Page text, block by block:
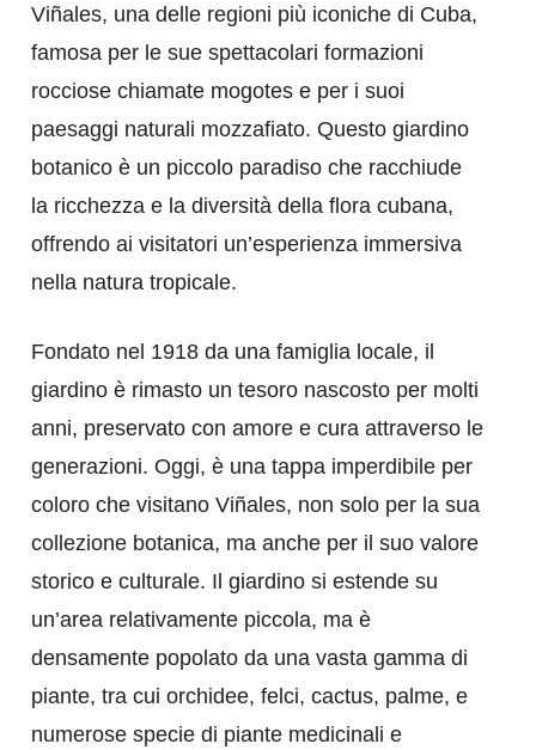
Viñales, una delle regioni più iconiche di Cuba,
famosa per le sue spettacolari formazioni
rocciose chiamate mogotes e per i suoi
paesaggi naturali mozzafiato. Questo giardino
botanico è un piccolo paradiso che racchiude
la ricchezza e la diversità della flora cubana,
offrendo ai visitatori un’esperienza immersiva
nella natura tropicale.
Fondato nel 1918 da una famiglia locale, il
giardino è rimasto un tesoro nascosto per molti
anni, preservato con amore e cura attraverso le
generazioni. Oggi, è una tappa imperdibile per
coloro che visitano Viñales, non solo per la sua
collezione botanica, ma anche per il suo valore
storico e culturale. Il giardino si estende su
un’area relativamente piccola, ma è
densamente popolato da una vasta gamma di
piante, tra cui orchidee, felci, cactus, palme, e
numerose specie di piante medicinali e